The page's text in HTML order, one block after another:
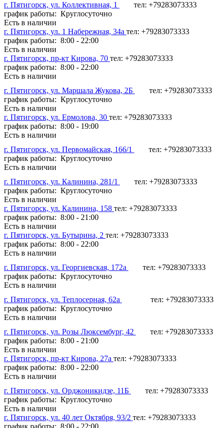
г. Пятигорск, ул. Коллективная, 1
тел: +79283073333
график работы: Круглосуточно
Есть в наличии
г. Пятигорск, ул. 1 Набережная, 34а тел: +79283073333
график работы: 8:00 - 22:00
Есть в наличии
г. Пятигорск, пр-кт Кирова, 70 тел: +79283073333
график работы: 8:00 - 22:00
Есть в наличии
г. Пятигорск, ул. Маршала Жукова, 2Б
тел: +79283073333
график работы: Круглосуточно
Есть в наличии
г. Пятигорск, ул. Ермолова, 30 тел: +79283073333
график работы: 8:00 - 19:00
Есть в наличии
г. Пятигорск, ул. Первомайская, 166/1
тел: +79283073333
график работы: Круглосуточно
Есть в наличии
г. Пятигорск, ул. Калинина, 281/1
тел: +79283073333
график работы: Круглосуточно
Есть в наличии
г. Пятигорск, ул. Калинина, 158 тел: +79283073333
график работы: 8:00 - 21:00
Есть в наличии
г. Пятигорск, ул. Бутырина, 2 тел: +79283073333
график работы: 8:00 - 22:00
Есть в наличии
г. Пятигорск, ул. Георгиевская, 172а
тел: +79283073333
график работы: Круглосуточно
Есть в наличии
г. Пятигорск, ул. Теплосерная, 62а
тел: +79283073333
график работы: Круглосуточно
Есть в наличии
г. Пятигорск, ул. Розы Люксембург, 42
тел: +79283073333
график работы: 8:00 - 21:00
Есть в наличии
г. Пятигорск, пр-кт Кирова, 27а тел: +79283073333
график работы: 8:00 - 22:00
Есть в наличии
г. Пятигорск, ул. Орджоникидзе, 11Б
тел: +79283073333
график работы: Круглосуточно
Есть в наличии
г. Пятигорск, ул. 40 лет Октября, 93/2 тел: +79283073333
график работы: 8:00 - 22:00